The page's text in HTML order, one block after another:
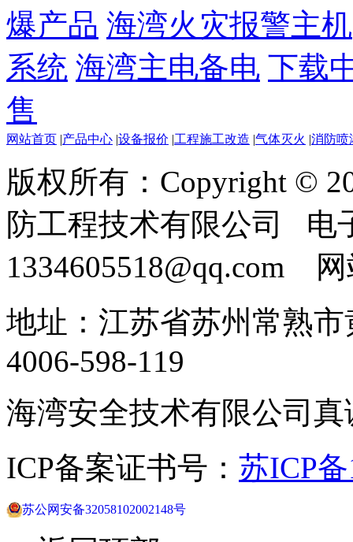
爆产品 海湾火灾报警主机
系统 海湾主电备电 下载
售
网站首页 |产品中心 |设备报价 |工程施工改造 |气体灭火 |消防喷
版权所有：Copyright ©
防工程技术有限公司 电
1334605518@qq.com
地址：江苏省苏州常熟
4006-598-119
海湾安全技术有限公司
ICP备案证书号： 苏ICP
苏公网安备32058102002148号